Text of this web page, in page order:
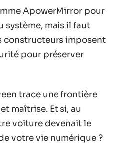
ApowerMirror pour
système, mais il faut
constructeurs imposent
pour préserver
trace une frontière
maîtrise. Et si, au
voiture devenait le
votre vie numérique ?